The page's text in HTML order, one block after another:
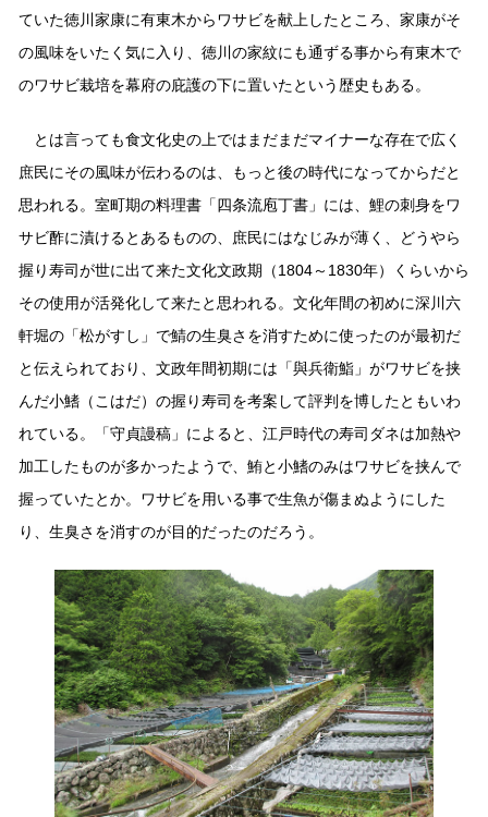
ていた徳川家康に有東木からワサビを献上したところ、家康がそ
の風味をいたく気に入り、徳川の家紋にも通ずる事から有東木で
のワサビ栽培を幕府の庇護の下に置いたという歴史もある。
とは言っても食文化史の上ではまだまだマイナーな存在で広く
庶民にその風味が伝わるのは、もっと後の時代になってからだと
思われる。室町期の料理書「四条流庖丁書」には、鯉の刺身をワ
サビ酢に漬けるとあるものの、庶民にはなじみが薄く、どうやら
握り寿司が世に出て来た文化文政期（1804～1830年）くらいから
その使用が活発化して来たと思われる。文化年間の初めに深川六
軒堀の「松がすし」で鯖の生臭さを消すために使ったのが最初だ
と伝えられており、文政年間初期には「與兵衛鮨」がワサビを挟
んだ小鰭（こはだ）の握り寿司を考案して評判を博したともいわ
れている。「守貞謾稿」によると、江戸時代の寿司ダネは加熱や
加工したものが多かったようで、鮪と小鰭のみはワサビを挟んで
握っていたとか。ワサビを用いる事で生魚が傷まぬようにした
り、生臭さを消すのが目的だったのだろう。